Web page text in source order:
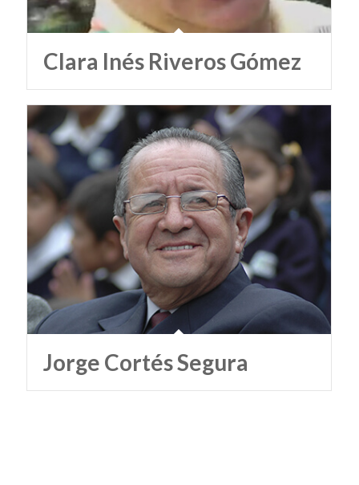
Clara Inés Riveros Gómez
Jorge Cortés Segura